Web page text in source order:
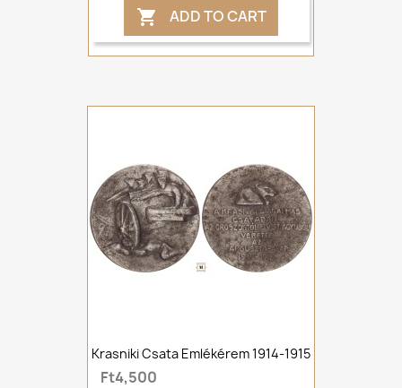
 ADD TO CART
Krasniki Csata Emlékérem 1914-1915
Ft4,500